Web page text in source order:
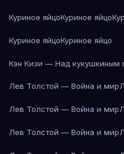
Куриное яйцоКуриное яйцо
Куриное яйцоКуриное яйцо
Кэн Кизи — Над кукушкиным
Лев Толстой — Война и мир
Лев Толстой — Война и мир
Лев Толстой — Война и мир